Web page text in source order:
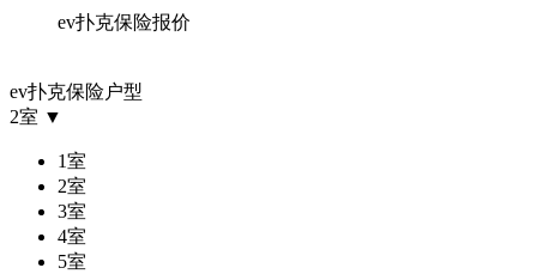
ev扑克保险报价
ev扑克保险户型
2室 ▼
1室
2室
3室
4室
5室